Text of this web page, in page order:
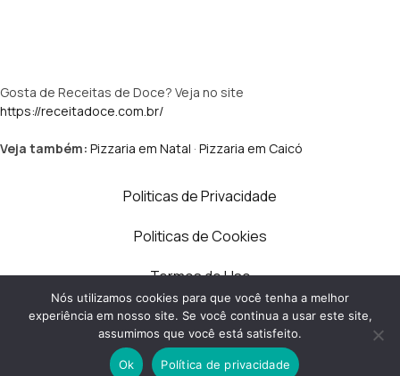
Gosta de Receitas de Doce? Veja no site
https://receitadoce.com.br/
Veja também: Pizzaria em Natal · Pizzaria em Caicó
Politicas de Privacidade
Politicas de Cookies
Termos de Uso
Contato
Quem Somos
Nós utilizamos cookies para que você tenha a melhor
experiência em nosso site. Se você continua a usar este site,
assumimos que você está satisfeito.
Ok Política de privacidade